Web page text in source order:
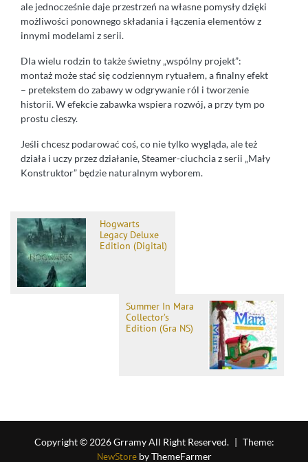
ale jednocześnie daje przestrzeń na własne pomysły dzięki
możliwości ponownego składania i łączenia elementów z
innymi modelami z serii.
Dla wielu rodzin to także świetny „wspólny projekt”:
montaż może stać się codziennym rytuałem, a finalny efekt
– pretekstem do zabawy w odgrywanie ról i tworzenie
historii. W efekcie zabawka wspiera rozwój, a przy tym po
prostu cieszy.
Jeśli chcesz podarować coś, co nie tylko wygląda, ale też
działa i uczy przez działanie, Steamer-ciuchcia z serii „Mały
Konstruktor” będzie naturalnym wyborem.
Hogwarts
Legacy Deluxe
Edition (Digital)
Summer In Mara
Collector’s
Edition (Gra NS)
Copyright © 2026 Grramy All Right Reserved. Theme:
NewStoreby ThemeFarmer